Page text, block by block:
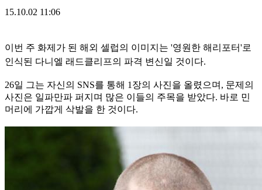
15.10.02 11:06
이번 주 화제가 된 해외 셀럽의 이미지는 '영원한 해리포터'로
인식된 다니엘 래드클리프의 파격 변신일 것이다.
26일 그는 자신의 SNS를 통해 1장의 사진을 올렸으며, 문제의
사진은 일파만파 퍼지며 많은 이들의 주목을 받았다. 바로 민
머리에 가깝게 삭발을 한 것이다.